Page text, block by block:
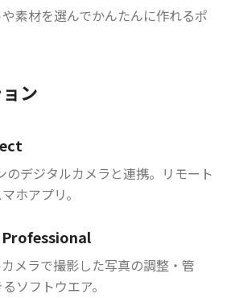
素材を選んでかんたんに作れるポ
ン
のデジタルカメラと連携。リモート
ホアプリ。
メラで撮影した写真の調整・管
ソフトウエア。